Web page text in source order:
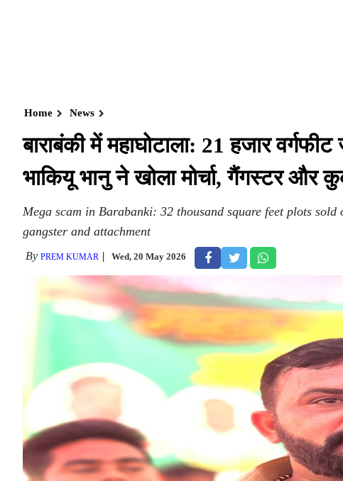
Home News
बाराबंकी में महाघोटाला: 21 हजार
भाकियू भानु ने खोला मोर्चा, गैंगस्टर और
Mega scam in Barabanki: 32 thousand square feet plots
gangster and attachment
By PREM KUMAR Wed, 20 May 2026